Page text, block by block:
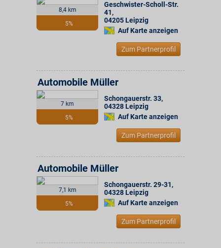
8,4 km
5%
Geschwister-Scholl-Str.
41,
04205 Leipzig
Auf Karte anzeigen
Zum Partnerprofil
7 km
5%
Automobile Müller
Schongauerstr. 33,
04328 Leipzig
Auf Karte anzeigen
Zum Partnerprofil
7,1 km
5%
Automobile Müller
Schongauerstr. 29-31,
04328 Leipzig
Auf Karte anzeigen
Zum Partnerprofil